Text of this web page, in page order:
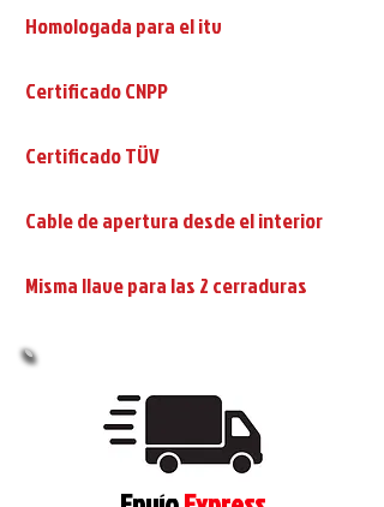
Homologada para el itv
Certificado CNPP
Certificado TÜV
Cable de apertura desde el interior
Misma llave para las 2 cerraduras